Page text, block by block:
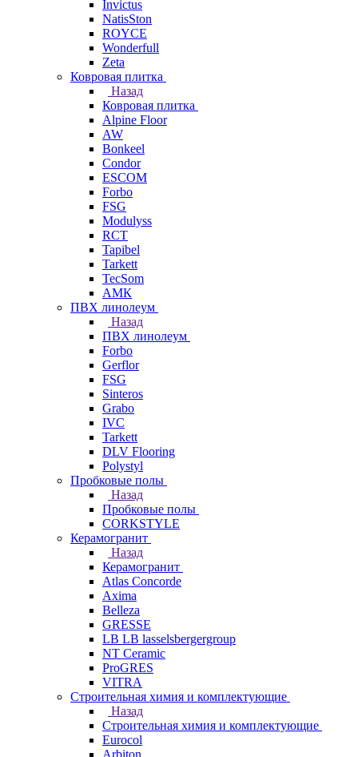
Invictus
NatisSton
ROYCE
Wonderfull
Zeta
Ковровая плитка
Назад
Ковровая плитка
Alpine Floor
AW
Bonkeel
Condor
ESCOM
Forbo
FSG
Modulyss
RCT
Tapibel
Tarkett
TecSom
АМК
ПВХ линолеум
Назад
ПВХ линолеум
Forbo
Gerflor
FSG
Sinteros
Grabo
IVC
Tarkett
DLV Flooring
Polystyl
Пробковые полы
Назад
Пробковые полы
CORKSTYLE
Керамогранит
Назад
Керамогранит
Atlas Concorde
Axima
Belleza
GRESSE
LB LB lasselsbergergroup
NT Ceramic
ProGRES
VITRA
Строительная химия и комплектующие
Назад
Строительная химия и комплектующие
Eurocol
Arbiton